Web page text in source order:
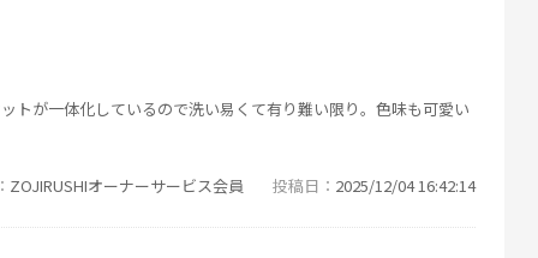
トが一体化しているので洗い易くて有り難い限り。色味も可愛い
ZOJIRUSHIオーナーサービス会員 投稿日 2025/12/04 16:42:14